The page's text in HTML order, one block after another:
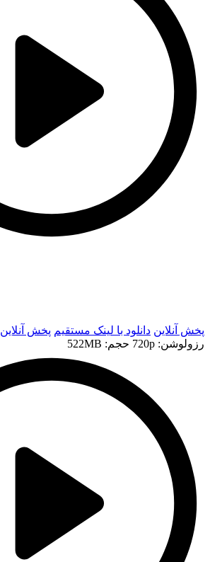
پخش آنلاین دانلود با لينک مستقيم پخش آنلاین
رزولوشن: 720p
حجم: 522MB